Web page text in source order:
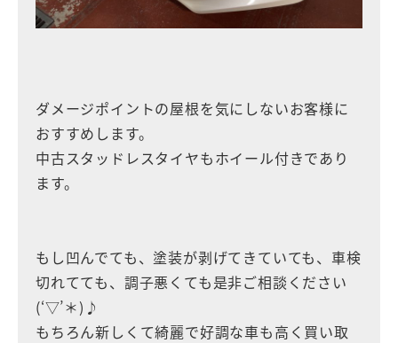
ダメージポイントの屋根を気にしないお客様に
おすすめします。
中古スタッドレスタイヤもホイール付きであり
ます。
もし凹んでても、塗装が剥げてきていても、車検
切れてても、調子悪くても是非ご相談ください
(‘▽’＊)♪
もちろん新しくて綺麗で好調な車も高く買い取